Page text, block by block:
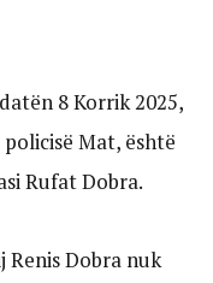
8 Korrik 2025,
Mat, është
Rufat Dobra.
Renis Dobra nuk